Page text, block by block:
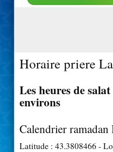
Horaire priere
Les heures de
environs
Calendrier
Latitude : 43.3808466 -